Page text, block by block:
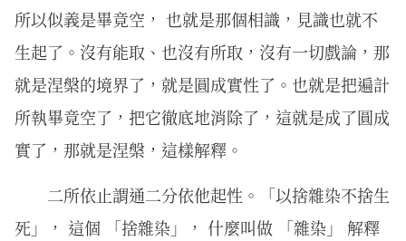
所以似義是畢竟空， 也就是那個相識，見識也就不
生起了。沒有能取、也沒有所取，沒有一切戲論，那
就是涅槃的境界了，就是圓成實性了。也就是把遍計
所執畢竟空了，把它徹底地消除了，這就是成了圓成
實了，那就是涅槃，這樣解釋。
二所依止謂通二分依他起性。「以捨雜染不捨生
死」， 這個 「捨雜染」， 什麼叫做 「雜染」 解釋